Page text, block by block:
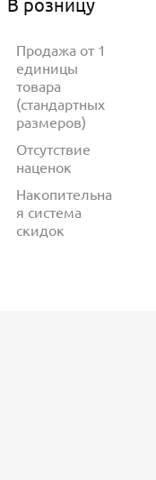
Продажа от 1
единицы
товара
(стандартных
размеров)
Отсутствие
наценок
Накопительна
я система
скидок